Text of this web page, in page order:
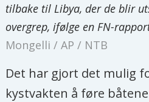
tilbake til Libya, der de blir
overgrep, ifølge en FN-
Mongelli / AP / NTB
Det har gjort det mulig
kystvakten å føre